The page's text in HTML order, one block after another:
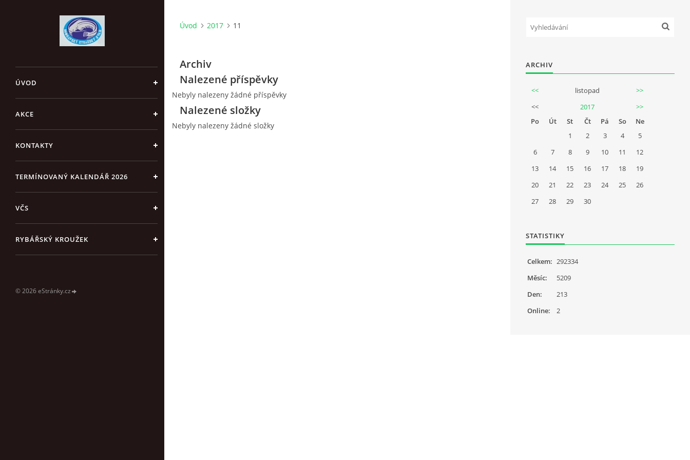
ÚVOD
AKCE
KONTAKTY
TERMÍNOVANÝ KALENDÁŘ 2026
VČS
RYBÁŘSKÝ KROUŽEK
© 2026 eStránky.cz
Úvod 2017 11
Archiv
Nalezené příspěvky
Nebyly nalezeny žádné příspěvky
Nalezené složky
Nebyly nalezeny žádné složky
ARCHIV
<< listopad
>>
<<
2017
>>
Po
Út St Čt Pá So
Ne
1
2 3 4
5
6
7 8 9 10 11
12
13
14 15 16 17 18
19
20
21 22 23 24 25
26
27
28 29 30
STATISTIKY
Online: 2
Celkem: 292334
Měsíc:
5209
Den:
213